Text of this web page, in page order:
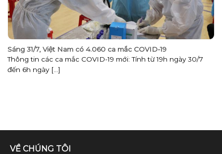
Sáng 31/7, Việt Nam có 4.060 ca mắc COVID-19
Thông tin các ca mắc COVID-19 mới: Tính từ 19h ngày 30/7
đến 6h ngày [...]
VỀ CHÚNG TÔI